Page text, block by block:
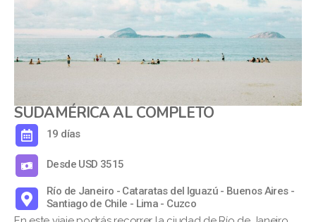
SUDAMÉRICA AL COMPLETO
19 días
Desde USD 3515
Río de Janeiro - Cataratas del Iguazú - Buenos Aires -
Santiago de Chile - Lima - Cuzco